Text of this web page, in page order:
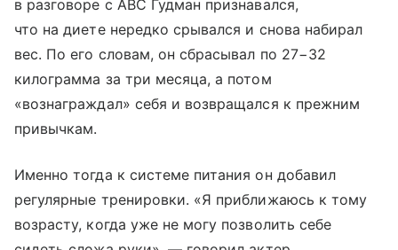
в разговоре с ABC Гудман признавался,
что на диете нередко срывался и снова набирал
вес. По его словам, он сбрасывал по 27−32
килограмма за три месяца, а потом
«вознаграждал» себя и возвращался к прежним
привычкам.
Именно тогда к системе питания он добавил
регулярные тренировки. «Я приближаюсь к тому
возрасту, когда уже не могу позволить себе